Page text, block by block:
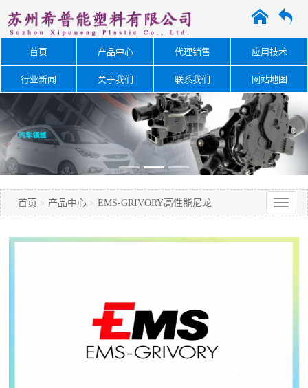
A O
首页 产品中心 代理销售 应用技术
行业新闻 关于我们 联系我们 网站地图
首页 > 产品中心 > EMS-GRIVORY高性能尼龙